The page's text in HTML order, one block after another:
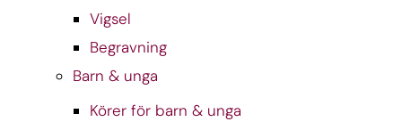
Vigsel
Begravning
Barn & unga
Körer för barn & unga